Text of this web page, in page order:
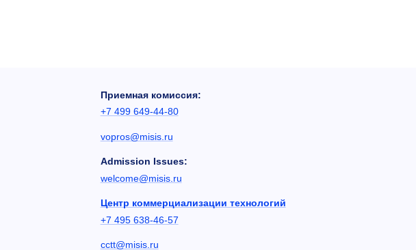
Приемная комиссия:
+7 499 649-44-80
vopros@misis.ru
Admission Issues:
welcome@misis.ru
Центр коммерциализации технологий
+7 495 638-46-57
cctt@misis.ru